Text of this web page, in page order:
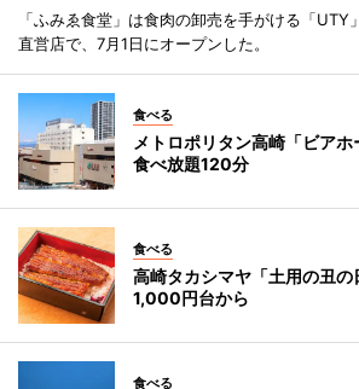
「ふみゑ食堂」は食肉の卸売を手がける「UTY
直営店で、7月1日にオープンした。
食べる
メトロポリタン高崎「ビア
食べ放題120分
食べる
高崎タカシマヤ「土用の丑
1,000円台から
食べる